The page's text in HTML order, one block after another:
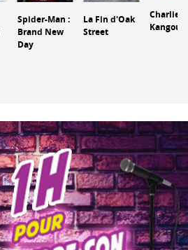
Spider-Man :
Brand New
Day
La Fin d'Oak
Street
Charlie